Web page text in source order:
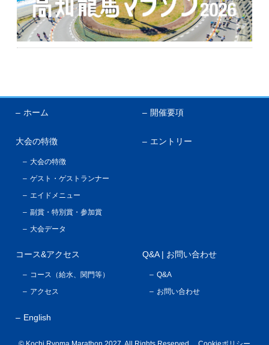
Q&A
ホーム 開催要項
大会の特徴
大会の特徴
ゲスト・ゲストランナー
エイドメニュー
副賞・特別賞・参加賞
大会データ
エントリー
コース&アクセス
コース（給水、関門等）
アクセス
Q&A | お問い合わせ
Q&A
お問い合わせ
English